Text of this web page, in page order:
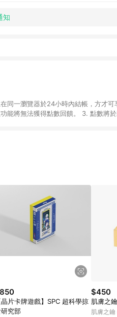
知
同一瀏覽器於24小時內結帳，方才可
能將無法獲得點數回饋。 3. 點數將於
單資格確認。 康達盛通線上購物希望
晶片卡牌遊戲】SPC 超科學掠
究部
$450
肌膚之
肌膚之